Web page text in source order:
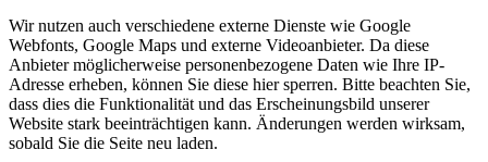
Wir nutzen auch verschiedene externe Dienste wie Google
Webfonts, Google Maps und externe Videoanbieter. Da diese
Anbieter möglicherweise personenbezogene Daten wie Ihre IP-
Adresse erheben, können Sie diese hier sperren. Bitte beachten Sie,
dass dies die Funktionalität und das Erscheinungsbild unserer
Website stark beeinträchtigen kann. Änderungen werden wirksam,
sobald Sie die Seite neu laden.